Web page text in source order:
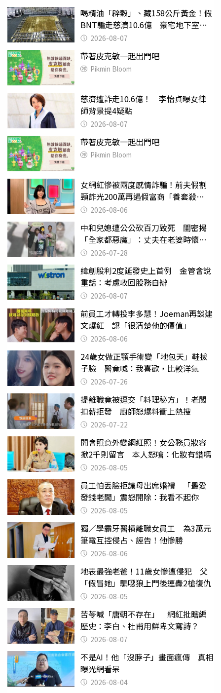
喝精油「辟穀」、藏158公斤黃金！假
BNT騙走慈濟10.6億 豪宅地下室竟
挖出乾鮑金庫
2026-08-07
帶著皮克敏一起出門吧
Pikmin Bloom
慈濟遭詐走10.6億！ 李怡貞曝女律
師背景提4疑點
2026-08-07
帶著皮克敏一起出門吧
Pikmin Bloom
女網紅慘被兩度感情詐騙！前夫假割
頸詐光200萬再遇假富商「養套殺
2000萬」
2026-08-06
中和兒媳遭公公砍百刀致死 閨密揭
「全家都惡魔」：丈夫在老婆時懷孕
摔東西
2026-07-28
緯創股利2度延發史上首例 金管會說
重話：考慮收回股務自辦
2026-08-07
前員工才轉投李多慧！Joeman再談建
文爆紅 認「很清楚他的價值」
2026-08-06
24歲女做正顎手術變「地包天」鞋拔
子臉 醫竟喊：我喜歡，比較洋氣
2026-07-26
提離職竟被逼交「料理秘方」！老闆
扣薪拒發 廚師怒爆料衝上熱搜
2026-07-22
開會照意外變網紅照！女公務員妝容
掀2千則留言 本人怒嗆：化妝有錯嗎
2026-08-05
員工怕丟臉拒讓母出席婚禮 「最愛
發錢老闆」震怒開除：我看不起你
2026-08-05
獨／學霸牙醫槓離職女員工 為3萬元
筆電互控侵占、誣告！他慘勝
2026-08-06
地表最強老爸！11歲女慘遭侵犯 父
「假冒她」騙噁狼上門後連轟2槍復仇
2026-08-05
苦苓喊「唐朝不存在」 網紅批瞎編
歷史：李白、杜甫用鮮卑文寫詩？
2026-08-07
不是AI！他「沒脖子」畫面瘋傳 真相
曝光網看呆
2026-08-04